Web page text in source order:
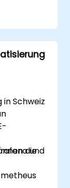
und
Lösung
von
Schweiz
und
die